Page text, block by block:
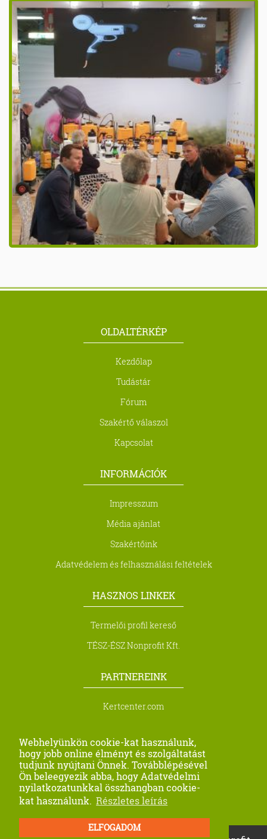
Webhelyünkön cookie-kat használunk,
hogy jobb online élményt és szolgáltatást
tudjunk nyújtani Önnek. Továbblépésével
Ön beleegyezik abba, hogy Adatvédelmi
nyilatkozatunkkal összhangban cookie-
kat használunk. Részletes leírás
ELFOGADOM
OLDALTÉRKÉP
Kezdőlap
Tudástár
Fórum
Szakértő válaszol
Kapcsolat
INFORMÁCIÓK
Impresszum
Média ajánlat
Szakértőink
Adatvédelem és felhasználási feltételek
HASZNOS LINKEK
Termelői profil kereső
TÉSZ-ÉSZ Nonprofit Kft.
PARTNEREINK
Kertcenter.com
Metra Kft.
Profi Seeds Agro Kft
Farago-Precision